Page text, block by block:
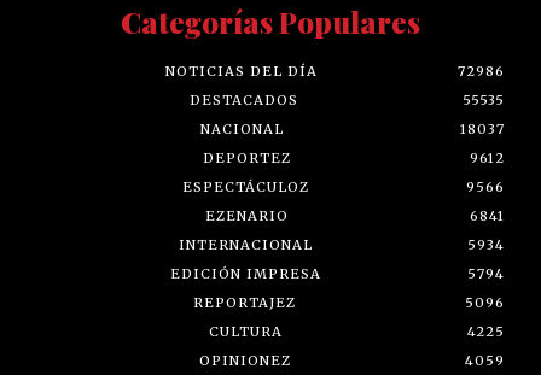
Categorías Populares
NOTICIAS DEL DÍA
72986
DESTACADOS
55535
NACIONAL
18037
DEPORTEZ
9612
ESPECTÁCULOZ
9566
EZENARIO
6841
INTERNACIONAL
5934
EDICIÓN IMPRESA
5794
REPORTAJEZ
5096
CULTURA
4225
OPINIONEZ
4059